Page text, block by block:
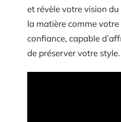
et révèle votre vision
la matière comme
confiance, capable
de préserver votre style.